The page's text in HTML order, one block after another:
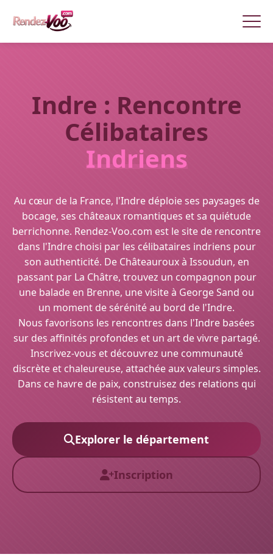
Indre : Rencontre
Célibataires
Indriens
Au cœur de la France, l'Indre déploie ses paysages de
bocage, ses châteaux romantiques et sa quiétude
berrichonne. Rendez-Voo.com est le site de rencontre
dans l'Indre choisi par les célibataires indriens pour
son authenticité. De Châteauroux à Issoudun, en
passant par La Châtre, trouvez un compagnon pour
une balade en Brenne, une visite à George Sand ou
un moment de sérénité au bord de l'Indre.
Nous favorisons les rencontres dans l'Indre basées
sur des affinités profondes et un art de vivre partagé.
Inscrivez-vous et découvrez une communauté
discrète et chaleureuse, attachée aux valeurs simples.
Dans ce havre de paix, construisez des relations qui
résistent au temps.
Explorer le département
Inscription